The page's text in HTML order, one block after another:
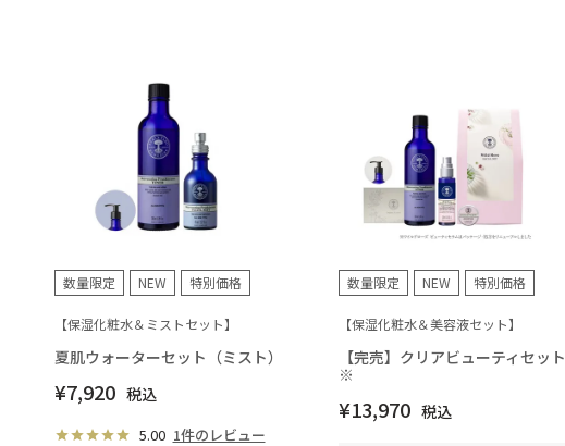
数量限定 NEW 特別価格
【保湿化粧水＆ミストセット】
夏肌ウォーターセット（ミスト）
¥7,920 税込
5.00 1件のレビュー
数量限定 NEW 特別価格
【保湿化粧水＆美容液セット】
【完売】クリアビューティセット
※
¥13,970 税込